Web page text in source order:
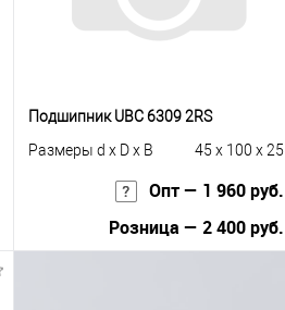
Подшипник UBC 6309 2RS
Размеры d x D x B
45 x 100 x 25
Опт — 1 960 руб.
Розница — 2 400 руб.